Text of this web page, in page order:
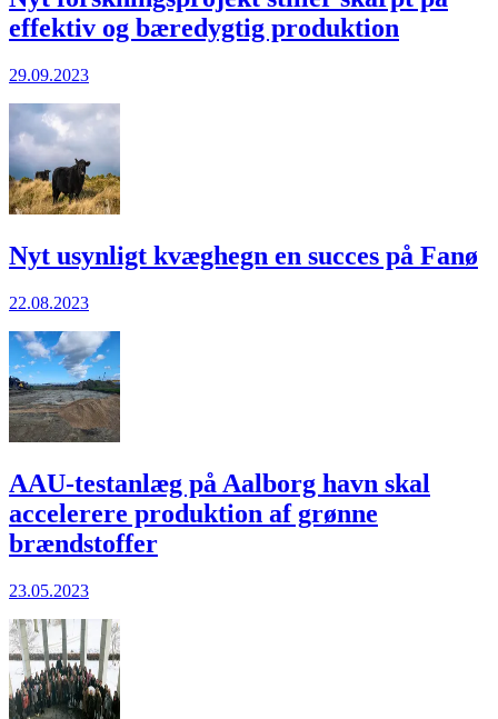
effektiv og bæredygtig produktion
29.09.2023
Nyt usynligt kvæghegn en succes på Fanø
22.08.2023
AAU-testanlæg på Aalborg havn skal
accelerere produktion af grønne
brændstoffer
23.05.2023